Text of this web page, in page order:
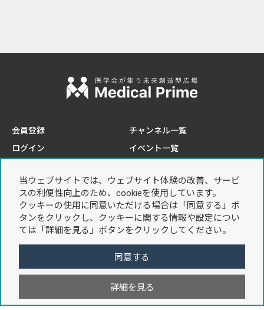
当ウェブサイトでは、ウェブサイト体験の改善、サービ
スの利便性向上のため、cookieを使用しています。
クッキーの使用に同意いただける場合は「同意する」ボ
タンをクリックし、クッキーに関する情報や設定につい
ては「詳細を見る」ボタンをクリックしてください。
同意する
詳細を見る
会員登録
ログイン
チャンネル一覧
イベント一覧
このサイトについて
推奨環境
お問い合わせ
特定商取引法に基づく表記
プライバシーポリシー
個人情報の取り扱いについて
利用規約
Copyright © 2021 Sunplanet. Co,Ltd. All Rights Reserved.